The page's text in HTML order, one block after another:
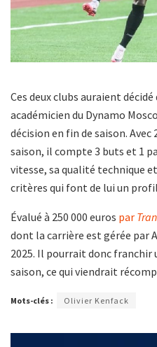
Ces deux clubs auraient
académicien du Dynamo
décision en fin de saison.
saison, il compte 3 buts et 1
vitesse, sa qualité technique
critères qui font de lui un
Évalué à 250 000 euros par
dont la carrière est gérée par
2025. Il pourrait donc franchir
saison, ce qui viendrait
Mots-clés : Olivier Kenfack